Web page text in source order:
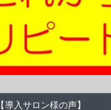
【導入サロン様の声】